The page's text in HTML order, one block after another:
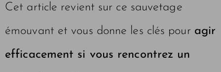
Cet article revient sur ce sauvetage
émouvant et vous donne les clés pour agir
efficacement si vous rencontrez un